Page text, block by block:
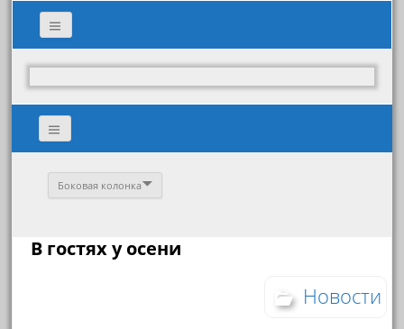
Боковая колонка
В гостях у осени
Новости